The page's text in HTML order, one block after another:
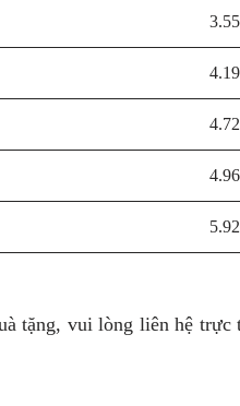
tặng, vui lòng liên hệ trực